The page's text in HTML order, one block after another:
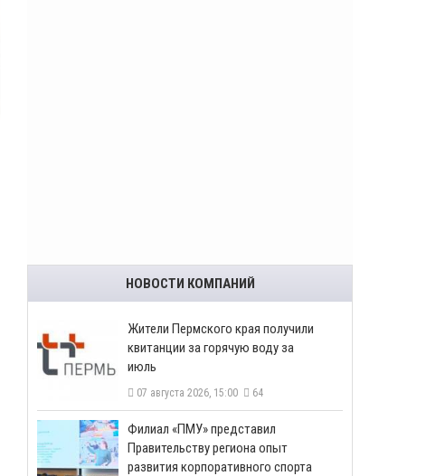
НОВОСТИ КОМПАНИЙ
​Жители Пермского края получили
квитанции за горячую воду за
июль
07 августа 2026, 15:00 64
​Филиал «ПМУ» представил
Правительству региона опыт
развития корпоративного спорта